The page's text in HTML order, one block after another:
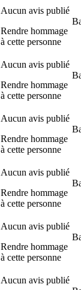
Aucun avis publié
Rendre hommage
à cette personne
Aucun avis publié
Rendre hommage
à cette personne
Aucun avis publié
Rendre hommage
à cette personne
Aucun avis publié
Rendre hommage
à cette personne
Aucun avis publié
Rendre hommage
à cette personne
Aucun avis publié